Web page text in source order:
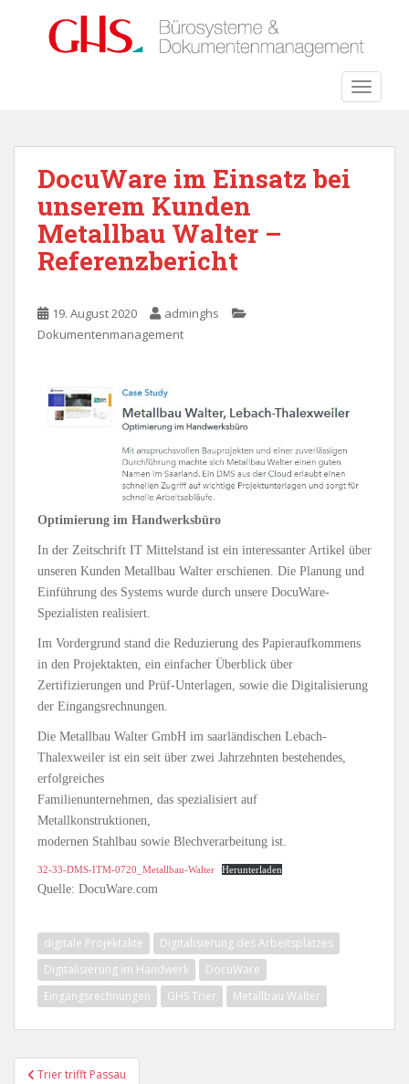
DocuWare im Einsatz bei
unserem Kunden
Metallbau Walter –
Referenzbericht
19. August 2020
adminghs
Dokumentenmanagement
Optimierung im Handwerksbüro
In der Zeitschrift IT Mittelstand ist ein interessanter Artikel über
unseren Kunden Metallbau Walter erschienen. Die Planung und
Einführung des Systems wurde durch unsere DocuWare-
Spezialisten realisiert.
Im Vordergrund stand die Reduzierung des Papieraufkommens
in den Projektakten, ein einfacher Überblick über
Zertifizierungen und Prüf-Unterlagen, sowie die Digitalisierung
der Eingangsrechnungen.
Die Metallbau Walter GmbH im saarländischen Lebach-
Thalexweiler ist ein seit über zwei Jahrzehnten bestehendes,
erfolgreiches
Familienunternehmen, das spezialisiert auf
Metallkonstruktionen,
modernen Stahlbau sowie Blechverarbeitung ist.
32-33-DMS-ITM-0720_Metallbau-Walter Herunterladen
Quelle: DocuWare.com
digitale Projektakte
Digitalisierung des Arbeitsplatzes
Digitalisierung im Handwerk
DocuWare
Eingangsrechnungen
GHS Trier Metallbau Walter
Beitragsnavigation
Trier trifft Passau